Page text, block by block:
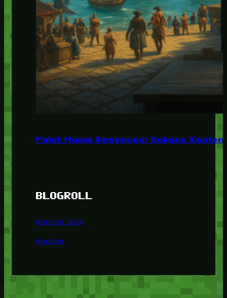
Pahit Manis Resynced: Sukses
BLOGROLL
Minetest Blog
Minetest